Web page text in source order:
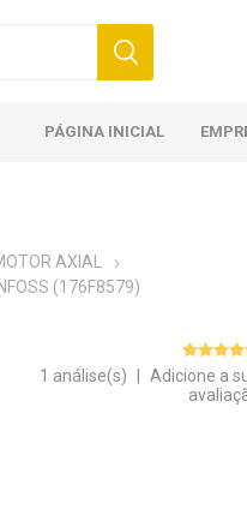
PÁGINA INICIAL
AXIAL
(176F8579)
1 análise(s)
Adicione a